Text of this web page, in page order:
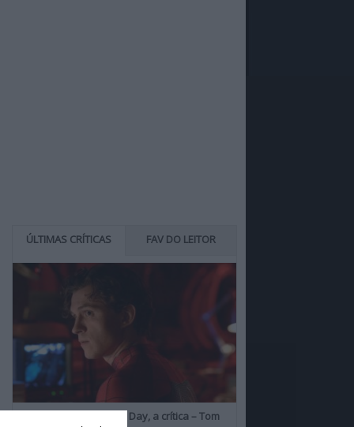
ÚLTIMAS CRÍTICAS FAV DO LEITOR
Spider-Man: Brand New Day, a crítica – Tom